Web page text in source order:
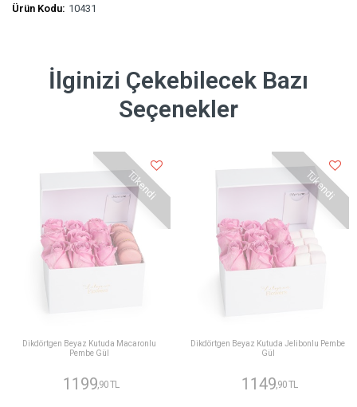
Ürün Kodu: 10431
İlginizi Çekebilecek Bazı
Seçenekler
Tükendi
Dikdörtgen Beyaz Kutuda Macaronlu
Pembe Gül
1199 ,90 TL
Tükendi
Dikdörtgen Beyaz Kutuda Jelibonlu Pembe
Gül
1149 ,90 TL